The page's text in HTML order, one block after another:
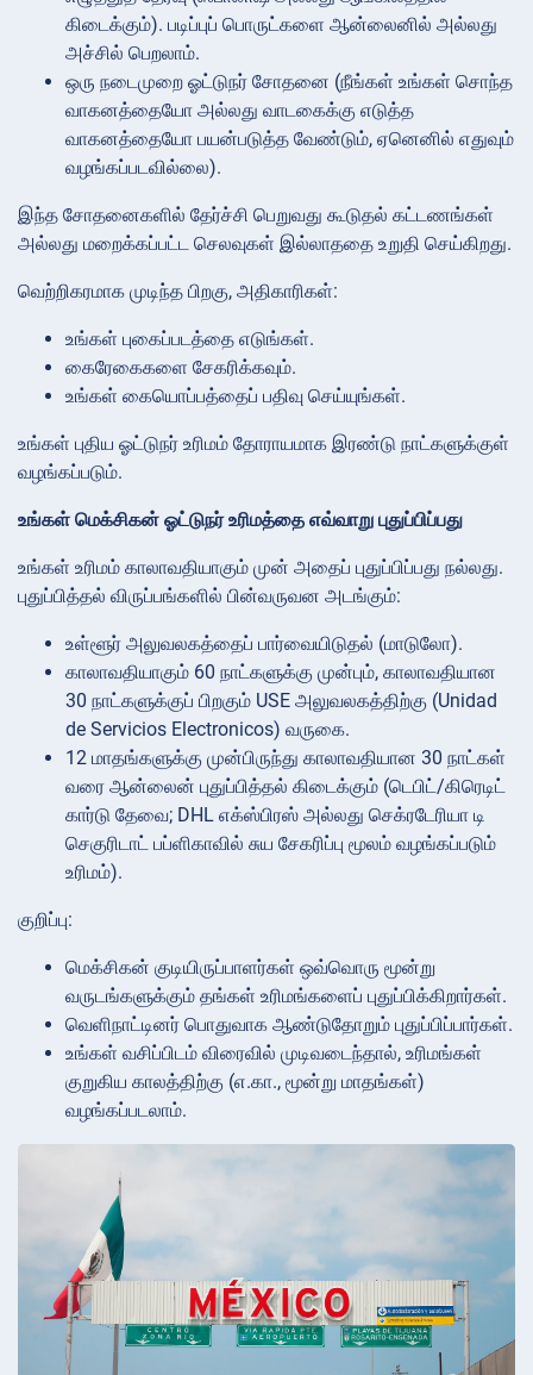
கிடைக்கும்). படிப்புப் பொருட்களை ஆன்லைனில் அல்லது
அச்சில் பெறலாம்.
ஒரு நடைமுறை ஓட்டுநர் சோதனை (நீங்கள் உங்கள் சொந்த
வாகனத்தையோ அல்லது வாடகைக்கு எடுத்த
வாகனத்தையோ பயன்படுத்த வேண்டும், ஏனெனில் எதுவும்
வழங்கப்படவில்லை).
இந்த சோதனைகளில் தேர்ச்சி பெறுவது கூடுதல் கட்டணங்கள்
அல்லது மறைக்கப்பட்ட செலவுகள் இல்லாததை உறுதி செய்கிறது.
வெற்றிகரமாக முடிந்த பிறகு, அதிகாரிகள்:
உங்கள் புகைப்படத்தை எடுங்கள்.
கைரேகைகளை சேகரிக்கவும்.
உங்கள் கையொப்பத்தைப் பதிவு செய்யுங்கள்.
உங்கள் புதிய ஓட்டுநர் உரிமம் தோராயமாக இரண்டு நாட்களுக்குள்
வழங்கப்படும்.
உங்கள் மெக்சிகன் ஓட்டுநர் உரிமத்தை எவ்வாறு புதுப்பிப்பது
உங்கள் உரிமம் காலாவதியாகும் முன் அதைப் புதுப்பிப்பது நல்லது.
புதுப்பித்தல் விருப்பங்களில் பின்வருவன அடங்கும்:
உள்ளூர் அலுவலகத்தைப் பார்வையிடுதல் (மாடுலோ).
காலாவதியாகும் 60 நாட்களுக்கு முன்பும், காலாவதியான
30 நாட்களுக்குப் பிறகும் USE அலுவலகத்திற்கு (Unidad
de Servicios Electronicos) வருகை.
12 மாதங்களுக்கு முன்பிருந்து காலாவதியான 30 நாட்கள்
வரை ஆன்லைன் புதுப்பித்தல் கிடைக்கும் (டெபிட்/கிரெடிட்
கார்டு தேவை; DHL எக்ஸ்பிரஸ் அல்லது செக்ரடேரியா டி
செகுரிடாட் பப்ளிகாவில் சுய சேகரிப்பு மூலம் வழங்கப்படும்
உரிமம்).
குறிப்பு:
மெக்சிகன் குடியிருப்பாளர்கள் ஒவ்வொரு மூன்று
வருடங்களுக்கும் தங்கள் உரிமங்களைப் புதுப்பிக்கிறார்கள்.
வெளிநாட்டினர் பொதுவாக ஆண்டுதோறும் புதுப்பிப்பார்கள்.
உங்கள் வசிப்பிடம் விரைவில் முடிவடைந்தால், உரிமங்கள்
குறுகிய காலத்திற்கு (எ.கா., மூன்று மாதங்கள்)
வழங்கப்படலாம்.